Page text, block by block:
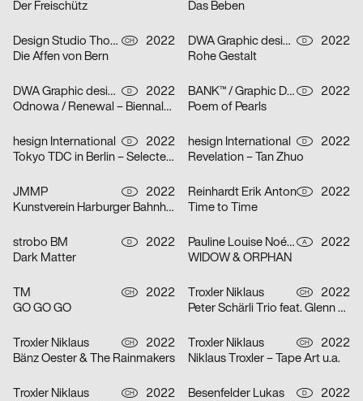
Der Freischütz
Das Beben
Design Studio Thom Pfister CH
2022
Die Affen von Bern
DWA Graphic design department D
2022
Rohe Gestalt
DWA Graphic design department D
2022
Odnowa / Renewal – Biennale Zielona Góra 2022
BANK™ / Graphic Design Today D
2022
Poem of Pearls
hesign International D
2022
Tokyo TDC in Berlin – Selected artworks of the Tokyo TDC annual awards 2021 & 2022
hesign International D
2022
Revelation – Tan Zhuo
JMMP D
2022
Kunstverein Harburger Bahnhof
Reinhardt Erik Anton D
2022
Time to Time
strobo BM D
2022
Dark Matter
Pauline Louise Noémi Jocher A
2022
WIDOW & ORPHAN
TM CH
2022
GO GO GO
Troxler Niklaus CH
2022
Peter Schärli Trio feat. Glenn Ferris
Troxler Niklaus CH
2022
Bänz Oester & The Rainmakers
Troxler Niklaus CH
2022
Niklaus Troxler – Tape Art u.a.
Troxler Niklaus CH
2022
Besenfelder Lukas D
2022